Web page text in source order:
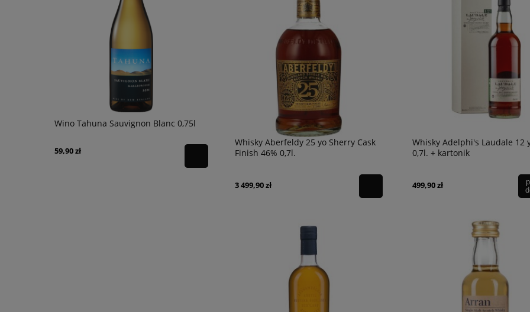
Wino Tahuna Sauvignon Blanc 0,75l
59,90 zł
Armagnac Tariquet XO 40% 0,7l +
254,90 zł 299,90 zł
Whisky Aberfeldy 25 yo Sherry Cask
Finish 46% 0,7l.
3 499,90 zł
Whisky Adelphi's Laudale 12
0,7l. + kartonik
499,90 zł